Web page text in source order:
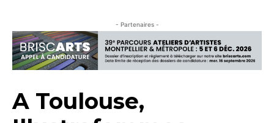
- Partenaires -
A Toulouse,